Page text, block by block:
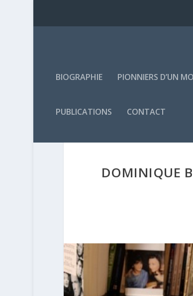
BIOGRAPHIE PIONNIERS D’UN
PUBLICATIONS CONTACT
DOMINIQUE